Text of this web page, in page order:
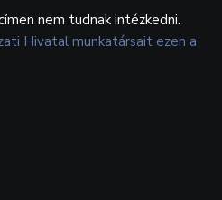
nem tudnak intézkedni.
Hivatal munkatársait ezen a